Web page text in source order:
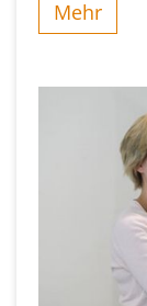
Mehr